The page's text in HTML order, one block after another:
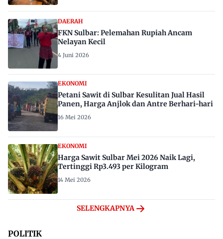
DAERAH
FKN Sulbar: Pelemahan Rupiah Ancam
Nelayan Kecil
4 Juni 2026
EKONOMI
Petani Sawit di Sulbar Kesulitan Jual Hasil
Panen, Harga Anjlok dan Antre Berhari-hari
16 Mei 2026
EKONOMI
Harga Sawit Sulbar Mei 2026 Naik Lagi,
Tertinggi Rp3.493 per Kilogram
14 Mei 2026
SELENGKAPNYA
POLITIK